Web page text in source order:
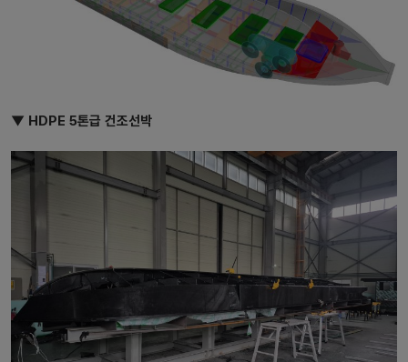
▼ HDPE 5톤급 건조선박